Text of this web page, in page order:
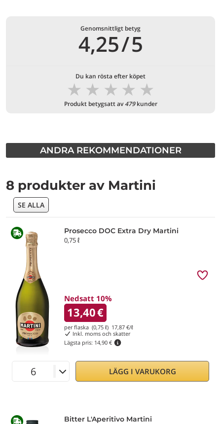
Genomsnittligt betyg
4,25/5
Du kan rösta efter köpet
★
★
★
★
★
Produkt betygsatt av479kunder
ANDRA REKOMMENDATIONER
8 produkter av Martini
SE ALLA
Prosecco DOC Extra Dry Martini
0,75 ℓ
Nedsatt 10%
13,40€
per flaska (0,75 ℓ) 17,87 €/ℓ
Inkl. moms och skatter
Lägsta pris: 14,90 €
LÄGG I VARUKORG
Bitter L'Aperitivo Martini